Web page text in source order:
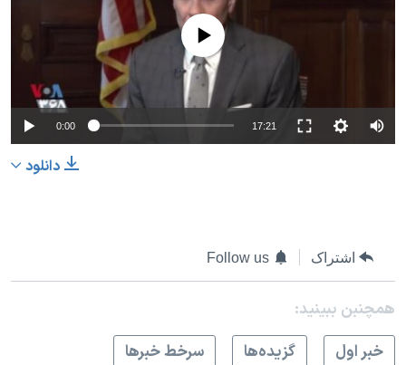
No media source currently available
0:00 17:21
دانلود
اشتراک Follow us
همچنبن ببینید:
خبر اول
گزيده‌ها سرخط خبرها